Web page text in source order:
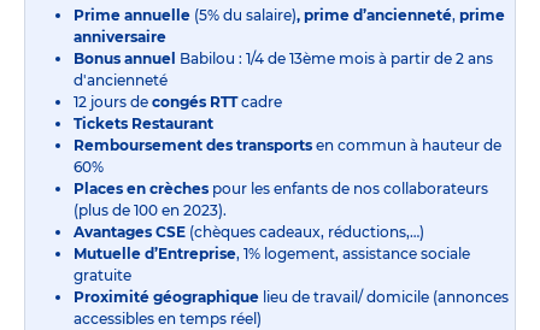
Prime annuelle (5% du salaire), prime d’ancienneté, prime
anniversaire
Bonus annuel Babilou : 1/4 de 13ème mois à partir de 2 ans
d'ancienneté
12 jours de congés RTTcadre
Tickets Restaurant
Remboursement des transports en commun à hauteur de
60%
Places en crèches pour les enfants de nos collaborateurs
(plus de 100 en 2023).
Avantages CSE (chèques cadeaux, réductions,…)
Mutuelle d’Entreprise, 1% logement, assistance sociale
gratuite
Proximité géographique lieu de travail/ domicile (annonces
accessibles en temps réel)